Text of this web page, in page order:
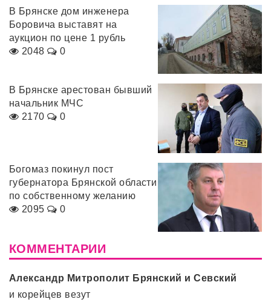
В Брянске дом инженера
Боровича выставят на
аукцион по цене 1 рубль
2048
0
В Брянске арестован бывший
начальник МЧС
2170
0
Богомаз покинул пост
губернатора Брянской области
по собственному желанию
2095
0
КОММЕНТАРИИ
Александр Митрополит Брянский и Севский
и корейцев везут